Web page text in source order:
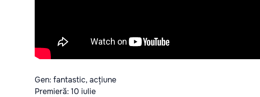
Gen: fantastic, acțiune
Premieră: 10 iulie